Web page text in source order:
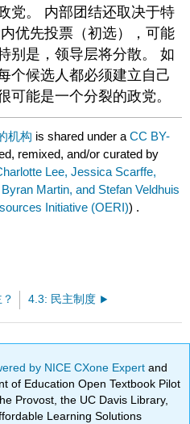
党。 内部团结还取决于特
优先投票（初选），可能
别是，领导层将分散。 如
个候选人都必须建立自己
可能是一个分裂的政党。
机构 is shared under aCC BY-
remixed, and/or curated by
Lee, Jessica Scarffe,
Martin, and Stefan Veldhuis
Initiative (OERI)) .
4.3: 民主制度
by NICE CXone Expertand
of Education Open Textbook Pilot
Provost, the UC Davis Library,
Learning Solutions